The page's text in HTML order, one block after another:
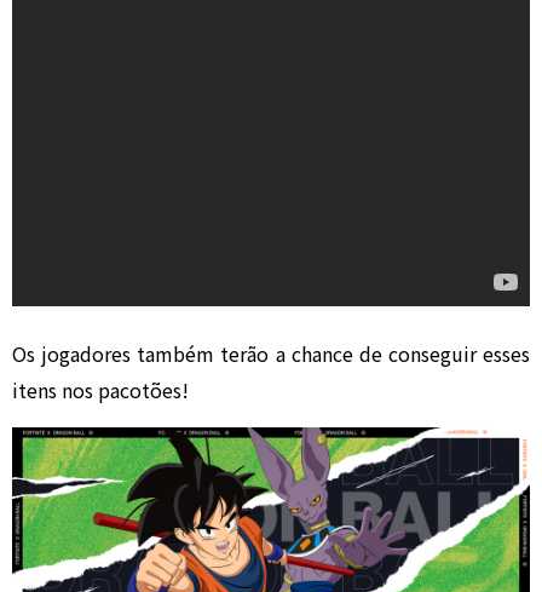
Os jogadores também terão a chance de conseguir esses
itens nos pacotões!